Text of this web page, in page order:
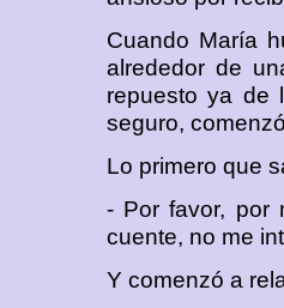
Cuando María
alrededor de
repuesto ya de
seguro,
Lo primero que
- Por favor, por
cuente, no me
Y comenzó a